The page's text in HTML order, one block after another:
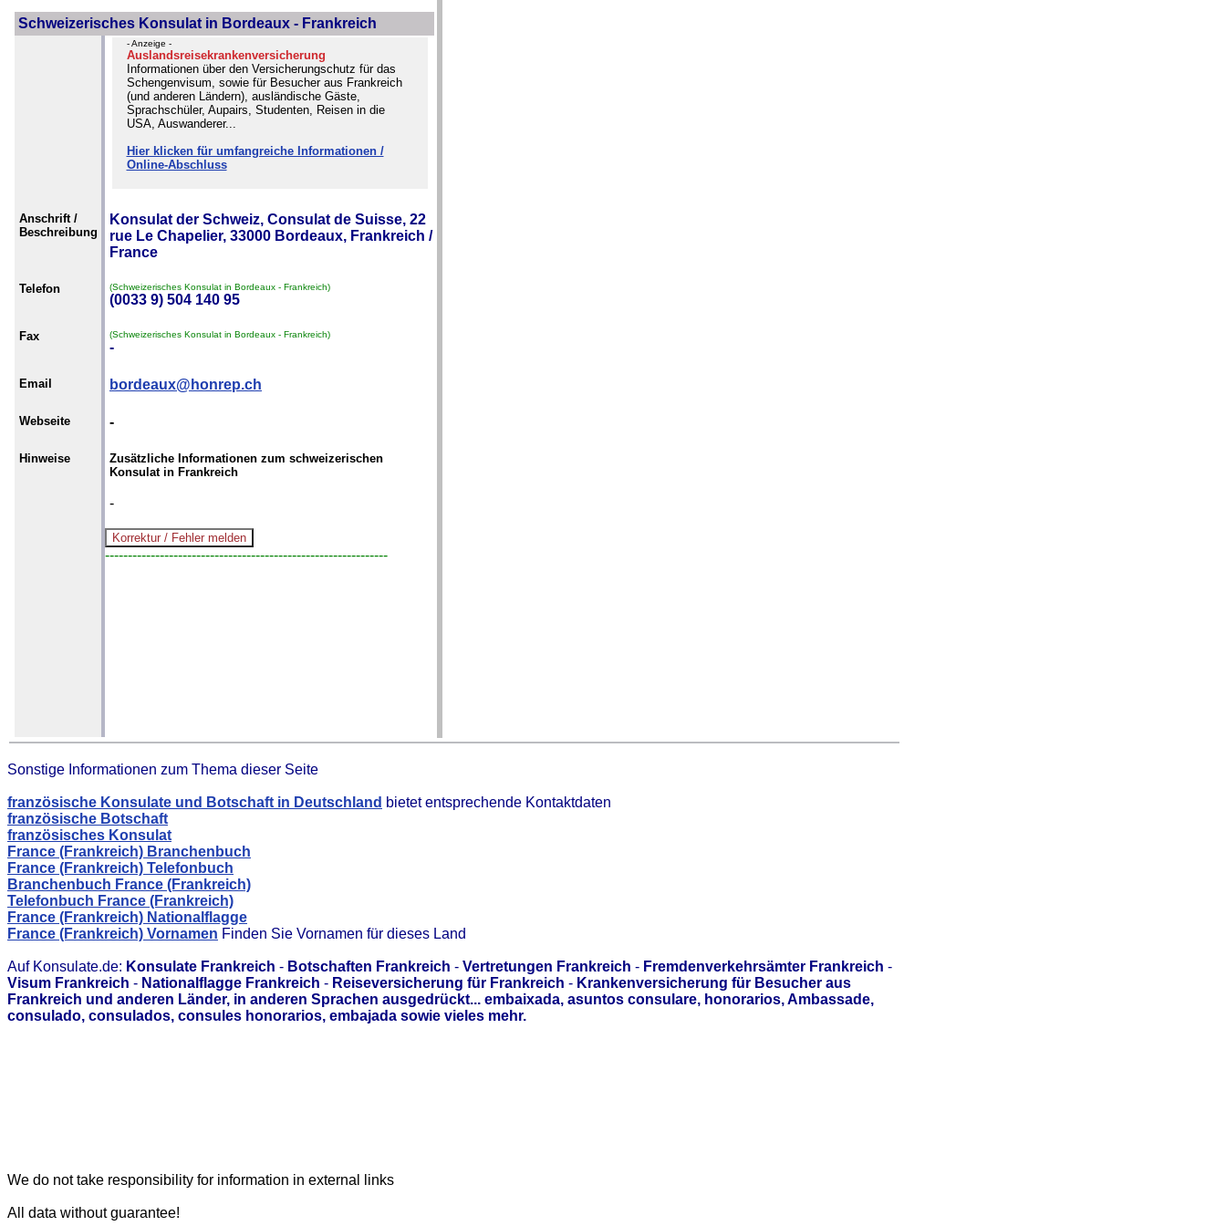
Schweizerisches Konsulat in Bordeaux - Frankreich
- Anzeige -
Auslandsreisekrankenversicherung
Informationen über den Versicherungschutz für das
Schengenvisum, sowie für Besucher aus Frankreich
(und anderen Ländern), ausländische Gäste,
Sprachschüler, Aupairs, Studenten, Reisen in die
USA, Auswanderer...
Hier klicken für umfangreiche Informationen /
Online-Abschluss
Anschrift /
Beschreibung
Konsulat der Schweiz, Consulat de Suisse, 22
rue Le Chapelier, 33000 Bordeaux, Frankreich /
France
Telefon (Schweizerisches Konsulat in Bordeaux - Frankreich)
(0033 9) 504 140 95
Fax (Schweizerisches Konsulat in Bordeaux - Frankreich)
-
Email bordeaux@honrep.ch
Webseite -
Hinweise
Zusätzliche Informationen zum schweizerischen
Konsulat in Frankreich
-
--------------------------------------------------------------
Sonstige Informationen zum Thema dieser Seite
französische Konsulate und Botschaft in Deutschland bietet entsprechende Kontaktdaten
französische Botschaft
französisches Konsulat
France (Frankreich) Branchenbuch
France (Frankreich) Telefonbuch
Branchenbuch France (Frankreich)
Telefonbuch France (Frankreich)
France (Frankreich) Nationalflagge
France (Frankreich) Vornamen Finden Sie Vornamen für dieses Land
Auf Konsulate.de: Konsulate Frankreich - Botschaften Frankreich - Vertretungen Frankreich - Fremdenverkehrsämter Frankreich -
Visum Frankreich - Nationalflagge Frankreich - Reiseversicherung für Frankreich - Krankenversicherung für Besucher aus
Frankreich und anderen Länder, in anderen Sprachen ausgedrückt... embaixada, asuntos consulare, honorarios, Ambassade,
consulado, consulados, consules honorarios, embajada sowie vieles mehr.
We do not take responsibility for information in external links
All data without guarantee!